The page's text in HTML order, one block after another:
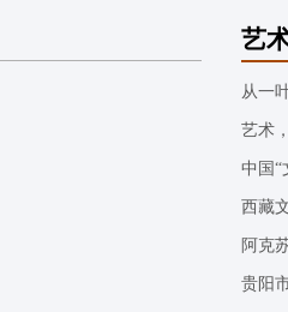
艺
从一
艺术
中国“
西藏
阿克
贵阳